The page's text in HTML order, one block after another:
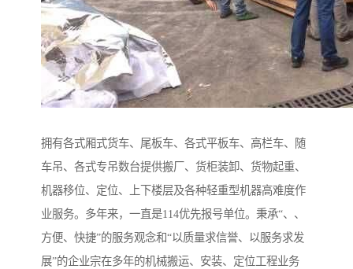
拥有各式厢式货车、尾板车、各式平板车、高栏车、随
车吊、各式专吊数台提供搬厂、货柜装卸、货物起重、
机器移位、定位、上下楼层及各种轻重型机器高难度作
业服务。多年来，一直是114优先报号单位。秉承“、、
方便、快捷”的服务观念和“以质量求信誉、以服务求发
展”的企业宗在多年的机械搬运、安装、定位工程业务